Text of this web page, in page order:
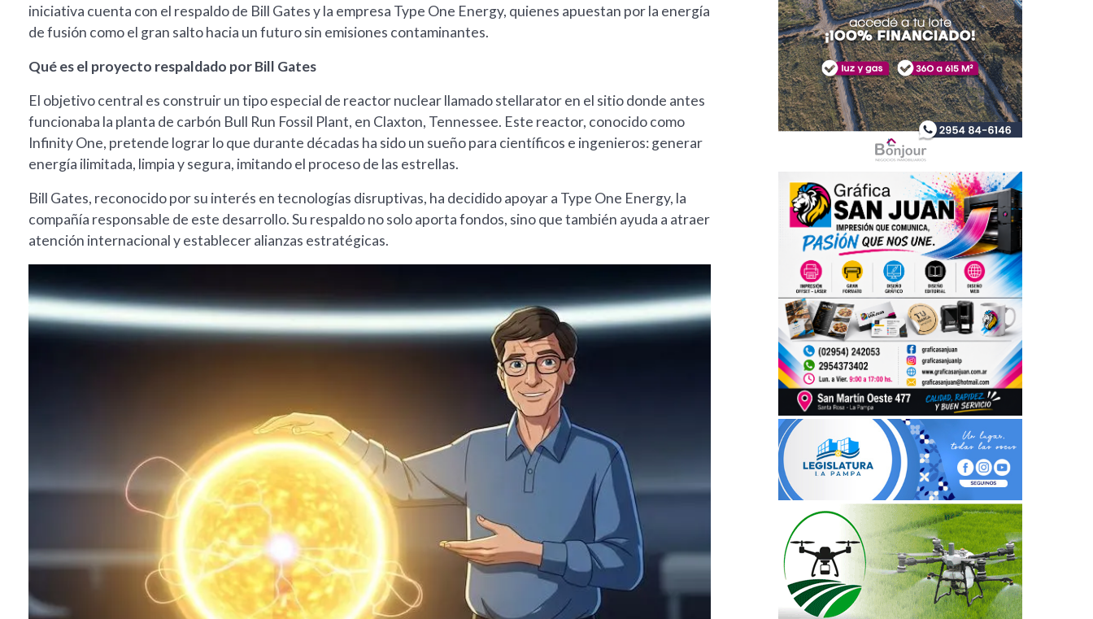
iniciativa cuenta con el respaldo de Bill Gates y la empresa Type One Energy, quienes apuestan por la energía
de fusión como el gran salto hacia un futuro sin emisiones contaminantes.
Qué es el proyecto respaldado por Bill Gates
El objetivo central es construir un tipo especial de reactor nuclear llamado stellarator en el sitio donde antes
funcionaba la planta de carbón Bull Run Fossil Plant, en Claxton, Tennessee. Este reactor, conocido como
Infinity One, pretende lograr lo que durante décadas ha sido un sueño para científicos e ingenieros: generar
energía ilimitada, limpia y segura, imitando el proceso de las estrellas.
Bill Gates, reconocido por su interés en tecnologías disruptivas, ha decidido apoyar a Type One Energy, la
compañía responsable de este desarrollo. Su respaldo no solo aporta fondos, sino que también ayuda a atraer
atención internacional y establecer alianzas estratégicas.